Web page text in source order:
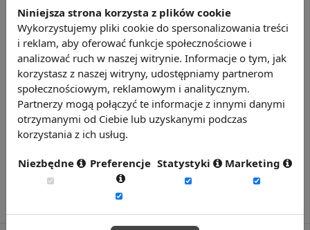
Zobacz więcej wiadomości
Niniejsza strona korzysta z plików cookie
Wykorzystujemy pliki cookie do spersonalizowania treści
i reklam, aby oferować funkcje społecznościowe i
analizować ruch w naszej witrynie. Informacje o tym, jak
korzystasz z naszej witryny, udostępniamy partnerom
społecznościowym, reklamowym i analitycznym.
Partnerzy mogą połączyć te informacje z innymi danymi
otrzymanymi od Ciebie lub uzyskanymi podczas
korzystania z ich usług.
Niezbędne Preferencje Statystyki Marketing